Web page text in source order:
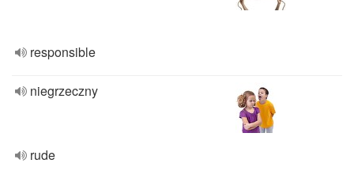
responsible
niegrzeczny
rude